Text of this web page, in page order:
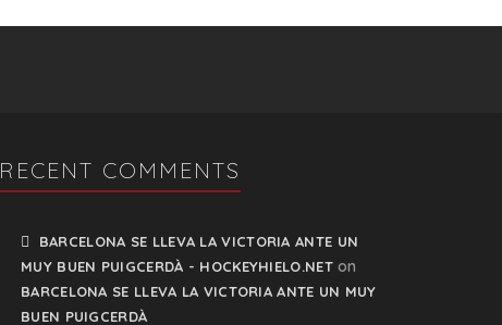
RECENT COMMENTS
BARCELONA SE LLEVA LA VICTORIA ANTE UN
MUY BUEN PUIGCERDÀ - HOCKEYHIELO.NETon
BARCELONA SE LLEVA LA VICTORIA ANTE UN MUY
BUEN PUIGCERDÀ